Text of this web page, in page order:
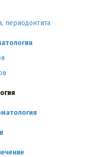
периодонтита